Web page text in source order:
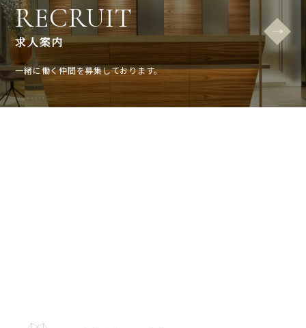
RECRUIT
求人案内
一緒に働く仲間を募集しております。